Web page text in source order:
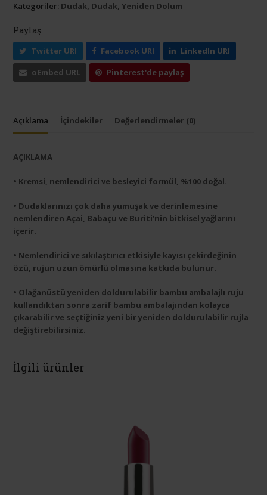
Kategoriler: Dudak, Dudak,Yeniden Dolum
Paylaş
Twitter URl Facebook URl
LinkedIn URl
oEmbed URL
Pinterest'de paylaş
Açıklama İçindekiler Değerlendirmeler (0)
AÇIKLAMA
• Kremsi, nemlendirici ve besleyici formül, %100 doğal.
• Dudaklarınızı çok daha yumuşak ve derinlemesine
nemlendiren Açai, Babaçu ve Buriti’nin bitkisel yağlarını
içerir.
• Nemlendirici ve sıkılaştırıcı etkisiyle kayısı çekirdeğinin
özü, rujun uzun ömürlü olmasına katkıda bulunur.
• Olağanüstü yeniden doldurulabilir bambu ambalajlı ruju
kullandıktan sonra zarif bambu ambalajından kolayca
çıkarabilir ve seçtiğiniz yeni bir yeniden doldurulabilir rujla
değiştirebilirsiniz.
İlgili ürünler